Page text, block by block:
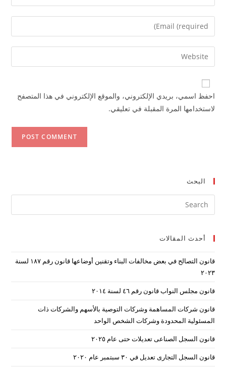
your
name
comment
Enter
your
email
address
comment
Enter
your
website
URL
احفظ اسمي، بريدي الإلكتروني، والموقع الإلكتروني في هذا المتصفح
لاستخدامها المرة المقبلة في تعليقي.
البحث
أحدث المقالات
قانون التصالح في بعض مخالفات البناء وتقنين أوضاعها قانون رقم ۱۸۷ لسنة
۲۰۲۳
قانون مجلس النواب قانون رقم ٤٦ لسنة ٢٠١٤
قانون شركات المساهمة وشركات التوصية بالأسهم والشركات ذات
المسئولية المحدودة وشركات الشخص الواحد
قانون السجل الصناعى تعديلات حتى عام ٢٠٢٥
قانون السجل التجارى تعديل في ٣٠ سبتمبر عام ٢٠٢٠